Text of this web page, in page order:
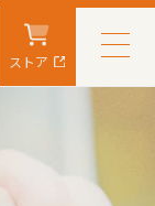
ストア